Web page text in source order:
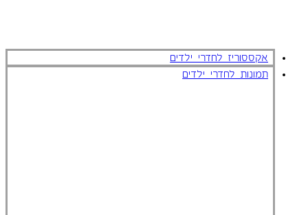
אקססוריז לחדרי ילדים
תמונות לחדרי ילדים